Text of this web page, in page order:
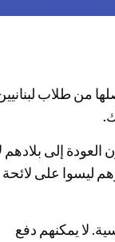
من طلاب
إلى بلادهم
ليسوا على لائحة
لا يمكنهم دفع